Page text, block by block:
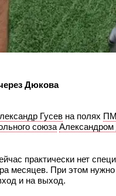
Дюкова
Гусев на полях
союза
практически нет
месяцев. При этом
и на выход.